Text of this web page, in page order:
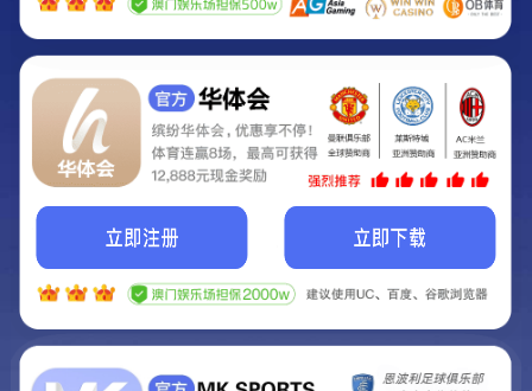
Hey Guys!
我们即将上线啦...
我们的网站正在建设.
它将是非常棒的网站.